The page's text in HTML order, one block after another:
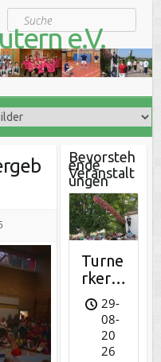
Suche
e.V.
Bevorsteh
ende
Veranstalt
ungen
Turne
rkerw
e
29-
08-
20
26